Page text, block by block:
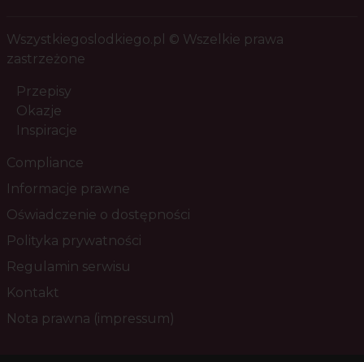
Wszystkiegoslodkiego.pl © Wszelkie prawa
zastrzeżone
Przepisy
Okazje
Inspiracje
Compliance
Informacje prawne
Oświadczenie o dostępności
Polityka prywatności
Regulamin serwisu
Kontakt
Nota prawna (impressum)